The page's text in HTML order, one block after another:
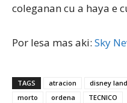
coleganan cu a haya e
Por lesa mas aki: Sky
TAGS atracion disney land
morto
ordena TECNICO